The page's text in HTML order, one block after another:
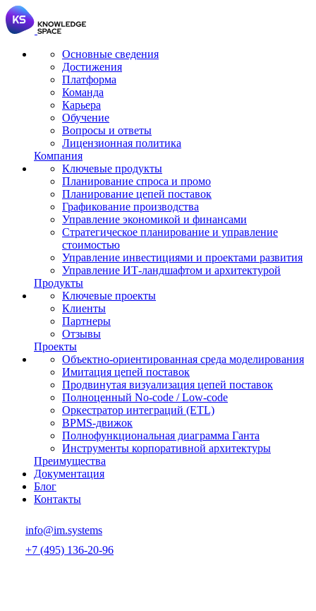
Основные сведения
Достижения
Платформа
Команда
Карьера
Обучение
Вопросы и ответы
Лицензионная политика
Компания
Ключевые продукты
Планирование спроса и промо
Планирование цепей поставок
Графикование производства
Управление экономикой и финансами
Стратегическое планирование и управление
стоимостью
Управление инвестициями и проектами развития
Управление ИТ-ландшафтом и архитектурой
Продукты
Ключевые проекты
Клиенты
Партнеры
Отзывы
Проекты
Объектно-ориентированная среда моделирования
Имитация цепей поставок
Продвинутая визуализация цепей поставок
Полноценный No-code / Low-code
Оркестратор интеграций (ETL)
BPMS-движок
Полнофункциональная диаграмма Ганта
Инструменты корпоративной архитектуры
Преимущества
Документация
Блог
Контакты
info@im.systems
+7 (495) 136-20-96